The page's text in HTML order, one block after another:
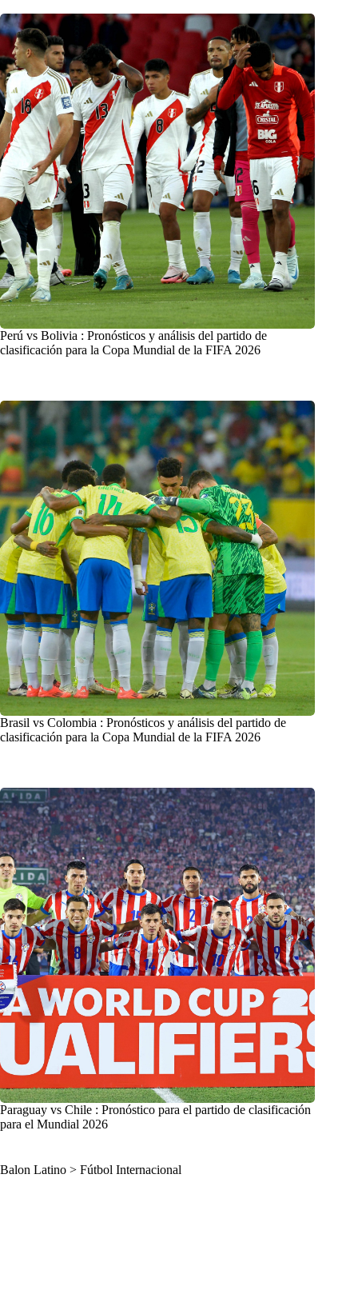
Perú vs Bolivia : Pronósticos y análisis del partido de
clasificación para la Copa Mundial de la FIFA 2026
Brasil vs Colombia : Pronósticos y análisis del partido de
clasificación para la Copa Mundial de la FIFA 2026
Paraguay vs Chile : Pronóstico para el partido de clasificación
para el Mundial 2026
Balon Latino > Fútbol Internacional